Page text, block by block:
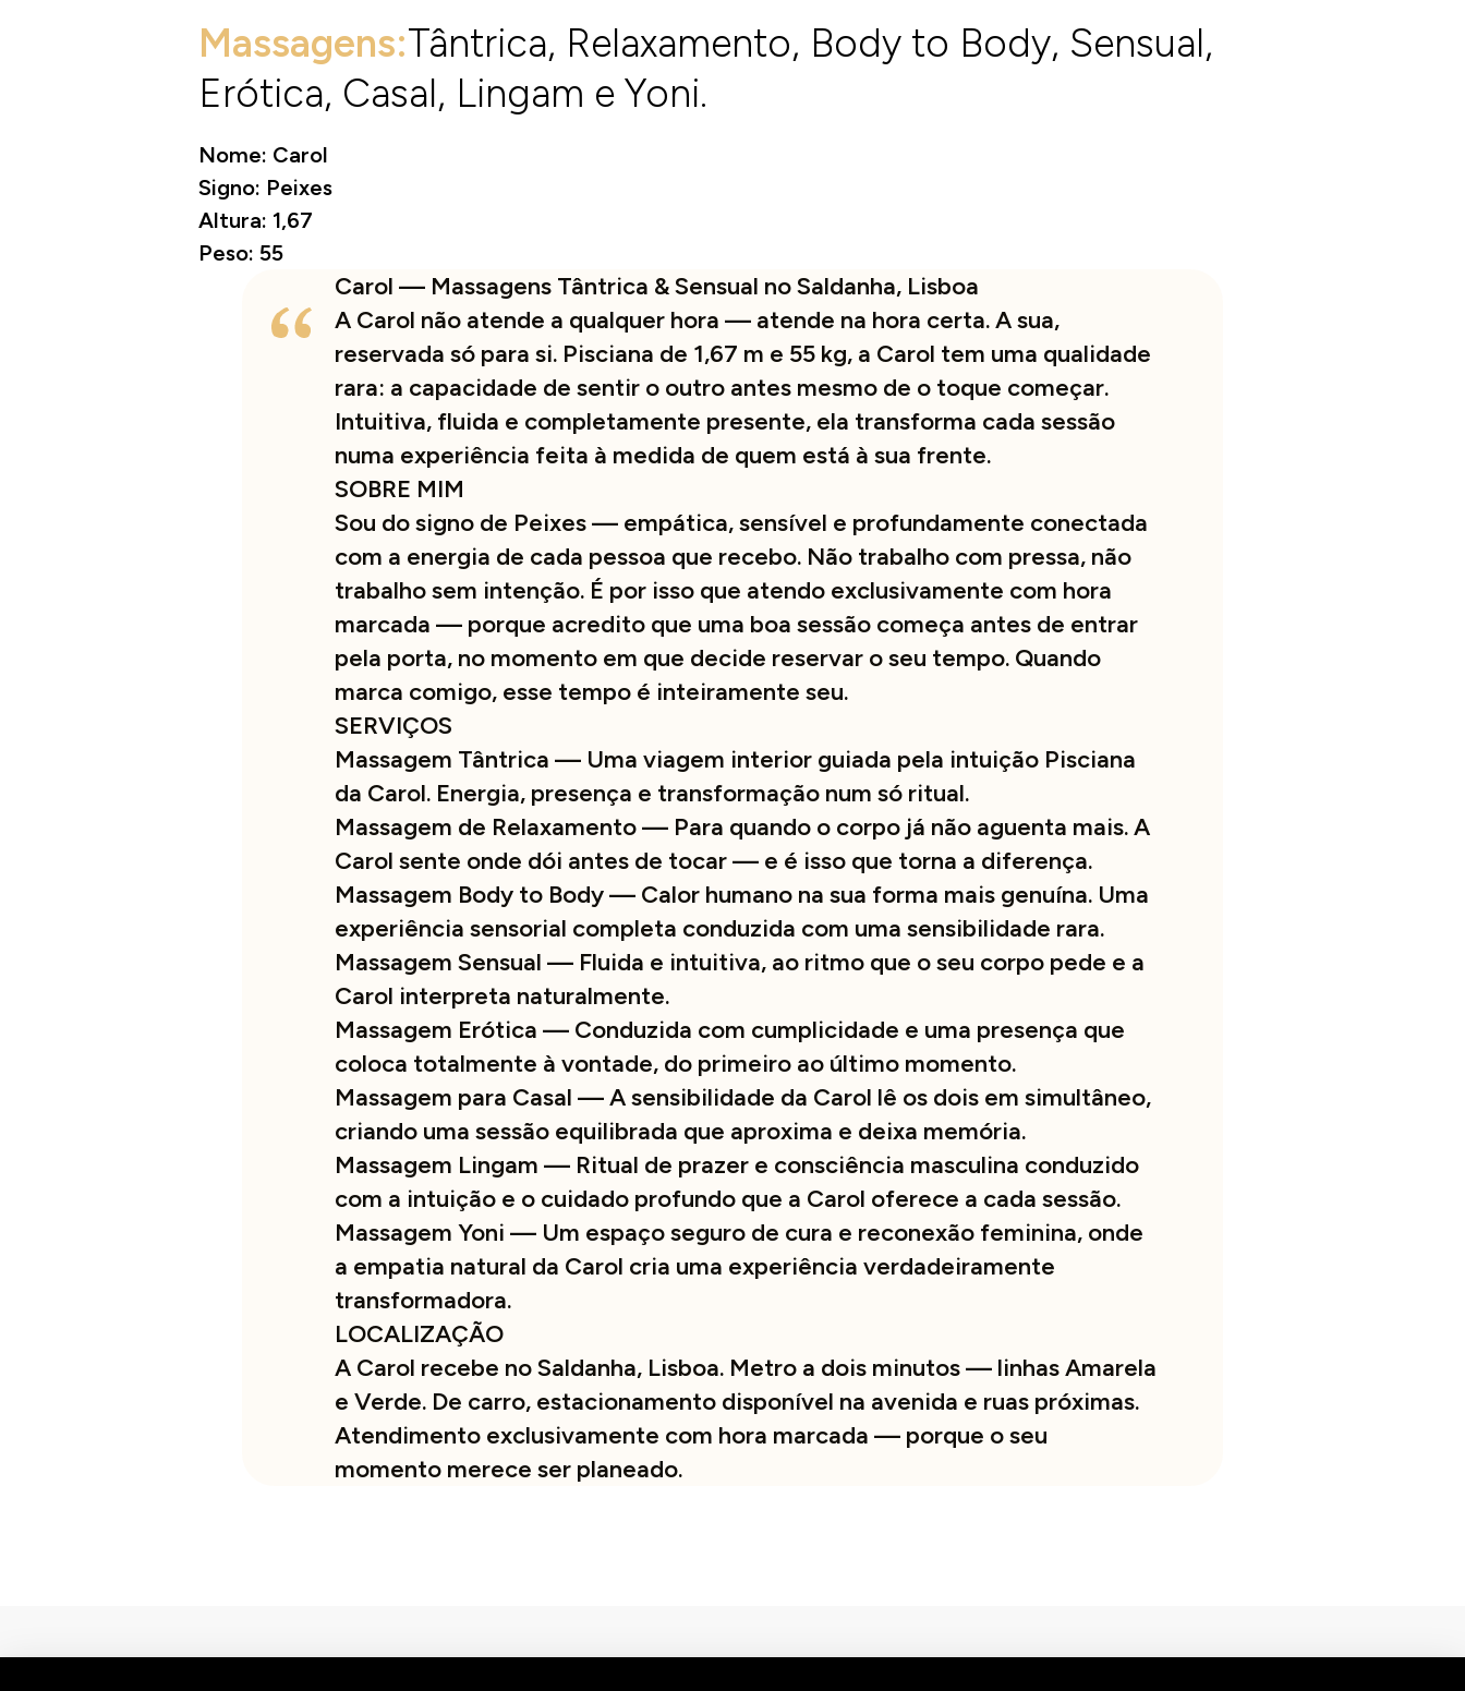
Massagens:Tântrica, Relaxamento, Body to Body, Sensual,
Erótica, Casal, Lingam e Yoni.
Nome: Carol
Signo: Peixes
Altura: 1,67
Peso: 55
Carol — Massagens Tântrica & Sensual no Saldanha, Lisboa
A Carol não atende a qualquer hora — atende na hora certa. A sua,
reservada só para si. Pisciana de 1,67 m e 55 kg, a Carol tem uma qualidade
rara: a capacidade de sentir o outro antes mesmo de o toque começar.
Intuitiva, fluida e completamente presente, ela transforma cada sessão
numa experiência feita à medida de quem está à sua frente.
SOBRE MIM
Sou do signo de Peixes — empática, sensível e profundamente conectada
com a energia de cada pessoa que recebo. Não trabalho com pressa, não
trabalho sem intenção. É por isso que atendo exclusivamente com hora
marcada — porque acredito que uma boa sessão começa antes de entrar
pela porta, no momento em que decide reservar o seu tempo. Quando
marca comigo, esse tempo é inteiramente seu.
SERVIÇOS
Massagem Tântrica — Uma viagem interior guiada pela intuição Pisciana
da Carol. Energia, presença e transformação num só ritual.
Massagem de Relaxamento — Para quando o corpo já não aguenta mais. A
Carol sente onde dói antes de tocar — e é isso que torna a diferença.
Massagem Body to Body — Calor humano na sua forma mais genuína. Uma
experiência sensorial completa conduzida com uma sensibilidade rara.
Massagem Sensual — Fluida e intuitiva, ao ritmo que o seu corpo pede e a
Carol interpreta naturalmente.
Massagem Erótica — Conduzida com cumplicidade e uma presença que
coloca totalmente à vontade, do primeiro ao último momento.
Massagem para Casal — A sensibilidade da Carol lê os dois em simultâneo,
criando uma sessão equilibrada que aproxima e deixa memória.
Massagem Lingam — Ritual de prazer e consciência masculina conduzido
com a intuição e o cuidado profundo que a Carol oferece a cada sessão.
Massagem Yoni — Um espaço seguro de cura e reconexão feminina, onde
a empatia natural da Carol cria uma experiência verdadeiramente
transformadora.
LOCALIZAÇÃO
A Carol recebe no Saldanha, Lisboa. Metro a dois minutos — linhas Amarela
e Verde. De carro, estacionamento disponível na avenida e ruas próximas.
Atendimento exclusivamente com hora marcada — porque o seu
momento merece ser planeado.